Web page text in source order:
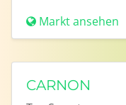
Markt ansehen
CARNON